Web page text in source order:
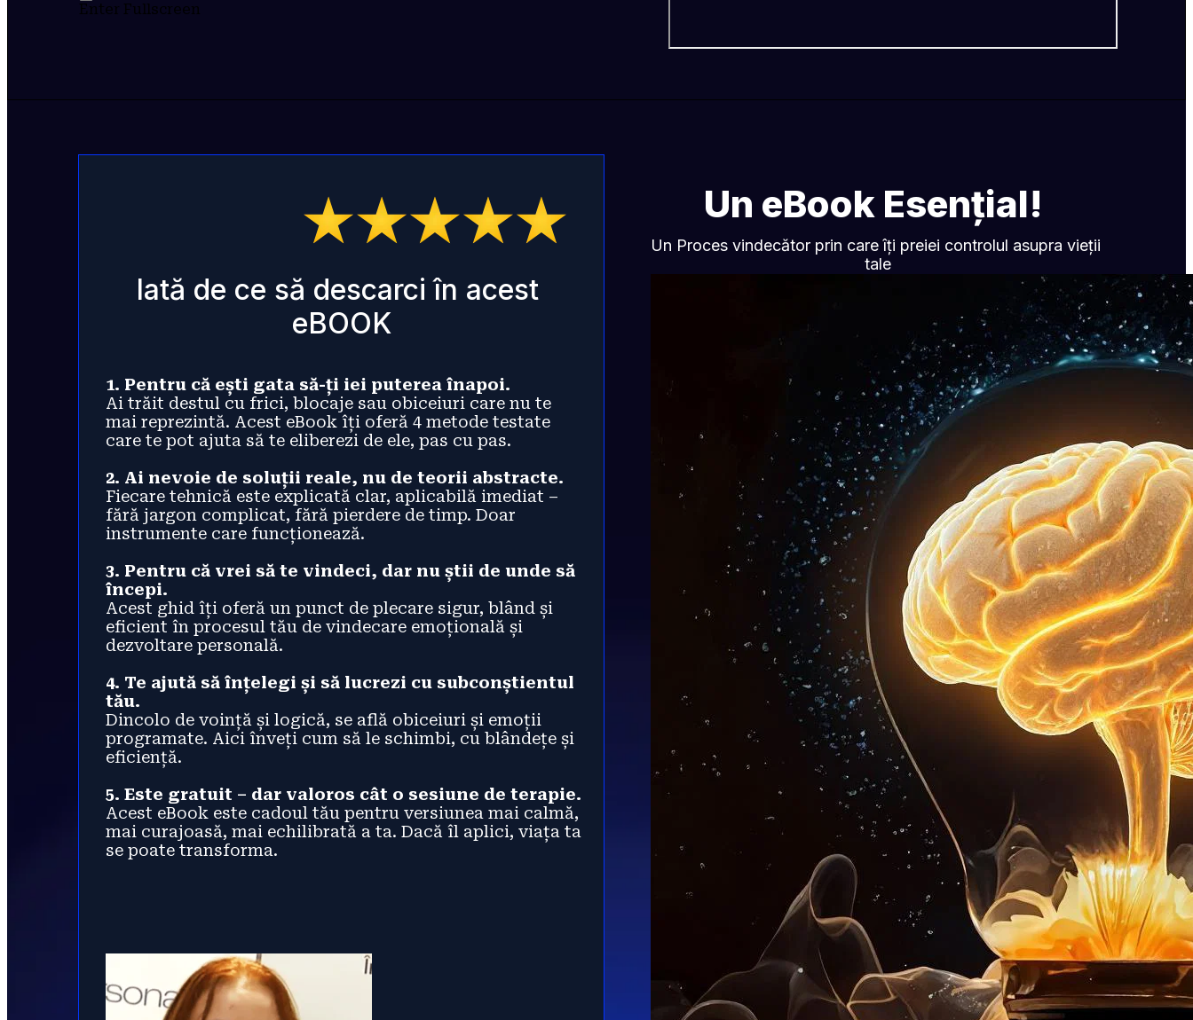
Enter Fullscreen
Iată de ce să descarci în acest
eBOOK
1. Pentru că ești gata să-ți iei puterea înapoi.
Ai trăit destul cu frici, blocaje sau obiceiuri care nu te
mai reprezintă. Acest eBook îți oferă 4 metode testate
care te pot ajuta să te eliberezi de ele, pas cu pas.
2. Ai nevoie de soluții reale, nu de teorii abstracte.
Fiecare tehnică este explicată clar, aplicabilă imediat –
fără jargon complicat, fără pierdere de timp. Doar
instrumente care funcționează.
3. Pentru că vrei să te vindeci, dar nu știi de unde să
începi.
Acest ghid îți oferă un punct de plecare sigur, blând și
eficient în procesul tău de vindecare emoțională și
dezvoltare personală.
4. Te ajută să înțelegi și să lucrezi cu subconștientul
tău.
Dincolo de voință și logică, se află obiceiuri și emoții
programate. Aici înveți cum să le schimbi, cu blândețe și
eficiență.
5. Este gratuit – dar valoros cât o sesiune de terapie.
Acest eBook este cadoul tău pentru versiunea mai calmă,
mai curajoasă, mai echilibrată a ta. Dacă îl aplici, viața ta
se poate transforma.
Un eBook Esențial!
Un Proces vindecător prin care îți preiei controlul asupra vieții
tale